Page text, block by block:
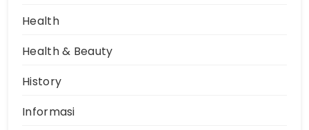
Health
Health & Beauty
History
Informasi